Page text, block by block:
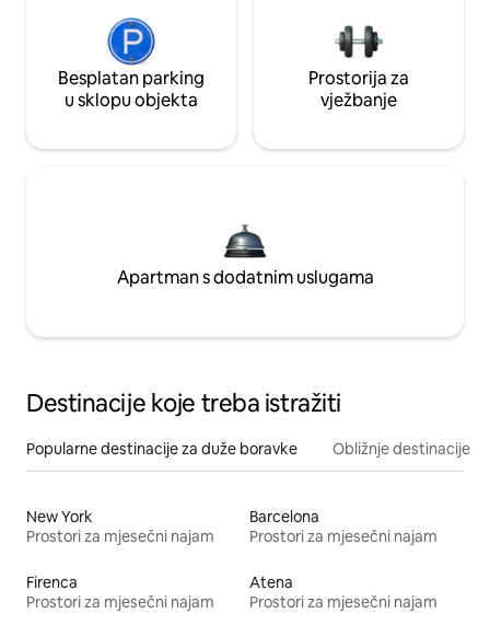
Besplatan parking
u sklopu objekta
Prostorija za
vježbanje
Apartman s dodatnim uslugama
Destinacije koje treba istražiti
Popularne destinacije za duže boravke Obližnje destinacije
New York
Prostori za mjesečni najam
Barcelona
Prostori za mjesečni najam
Firenca
Prostori za mjesečni najam
Atena
Prostori za mjesečni najam